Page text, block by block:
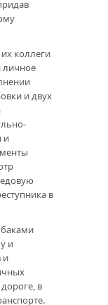
коллеги
личное
и двух
и
в
и
и
в